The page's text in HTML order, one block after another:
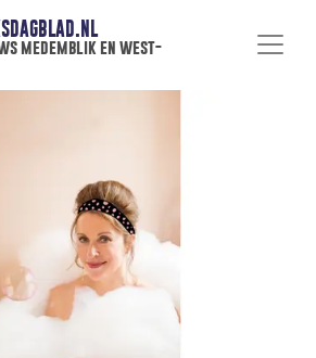
medemblik en west-